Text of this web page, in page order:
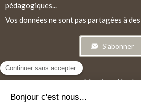
pédagogiques...
Vos données ne sont pas partagées à
S'abonner
Mentions légales